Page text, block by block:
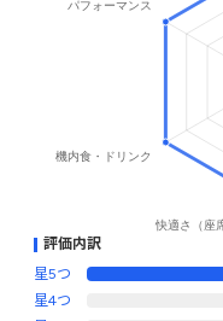
評価内訳
星5つ
星4つ